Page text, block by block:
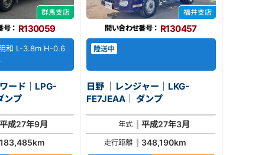
群馬支店
号： R130059
和 L-3.8m H-0.6
ード｜LPG-
｜ ダンプ
平成27年9月
183,485km
福井支店
問い合わせ番号： R130457
陸送中
日野 ｜レンジャー｜LKG-
FE7JEAA｜ ダンプ
年式 平成27年3月
走行距離 348,190km